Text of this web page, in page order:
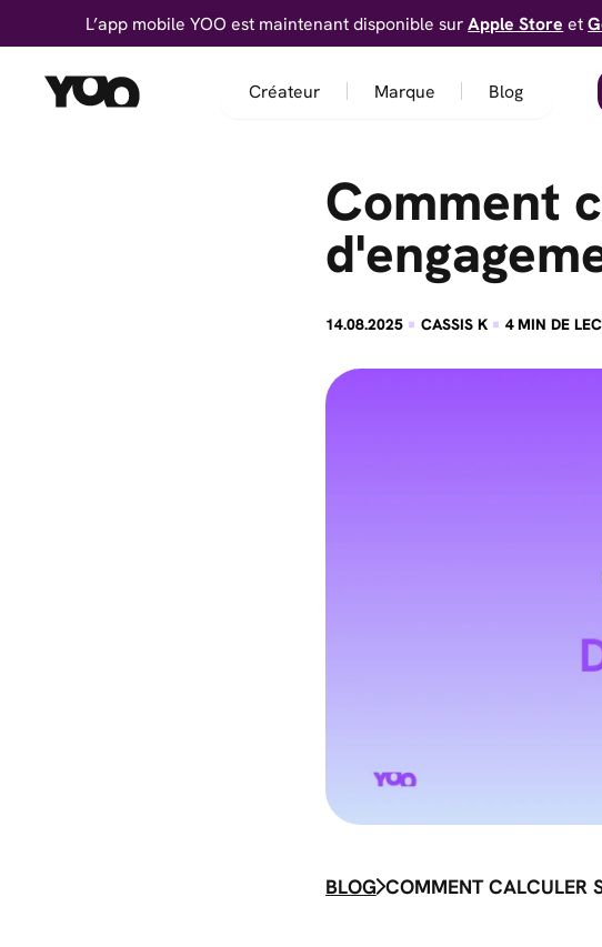
L’app mobile YOO est maintenant disponible surApple Store et
Créateur Marque Blog
Comment
14.08.2025· CASSIS K· 4MIN DE
BLOG